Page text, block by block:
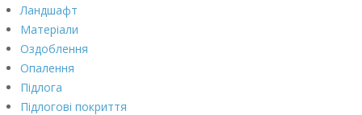
Ландшафт
Матеріали
Оздоблення
Опалення
Підлога
Підлогові покриття